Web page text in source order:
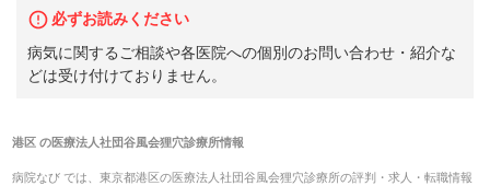
必ずお読みください
病気に関するご相談や各医院への個別のお問い合わせ・紹介な
どは受け付けておりません。
港区 の医療法人社団谷風会狸穴診療所情報
病院なび では、 東京都港区の医療法人社団谷風会狸穴診療所の評判・求人・転職情報